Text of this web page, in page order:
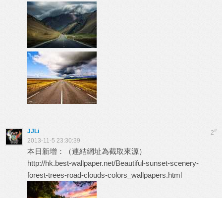
2#
JJLi
2013-11-5 23:30:39
本日新增：（連結網址為截取來源）
http://hk.best-wallpaper.net/Beautiful-sunset-scenery-
forest-trees-road-clouds-colors_wallpapers.html